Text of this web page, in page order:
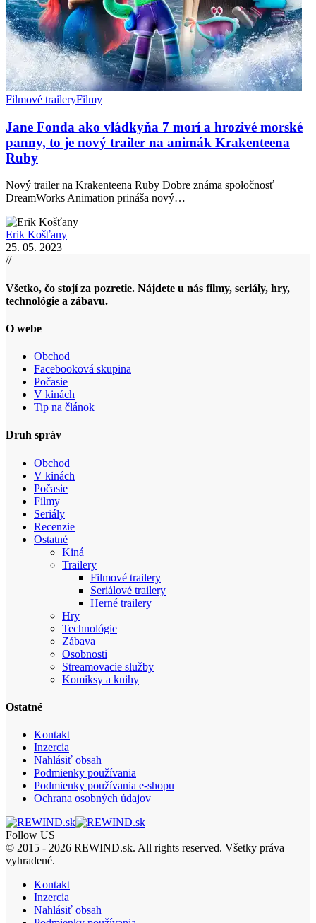
Filmové traileryFilmy
Jane Fonda ako vládkyňa 7 morí a hrozivé morské
panny, to je nový trailer na animák Krakenteena
Ruby
Nový trailer na Krakenteena Ruby Dobre známa spoločnosť
DreamWorks Animation prináša nový…
Erik Košťany
25. 05. 2023
//
Všetko, čo stojí za pozretie. Nájdete u nás filmy, seriály, hry,
technológie a zábavu.
O webe
Obchod
Facebooková skupina
Počasie
V kinách
Tip na článok
Druh správ
Obchod
V kinách
Počasie
Filmy
Seriály
Recenzie
Ostatné
Kiná
Trailery
Filmové trailery
Seriálové trailery
Herné trailery
Hry
Technológie
Zábava
Osobnosti
Streamovacie služby
Komiksy a knihy
Ostatné
Kontakt
Inzercia
Nahlásiť obsah
Podmienky používania
Podmienky používania e-shopu
Ochrana osobných údajov
Follow US
© 2015 - 2026 REWIND.sk. All rights reserved. Všetky práva
vyhradené.
Kontakt
Inzercia
Nahlásiť obsah